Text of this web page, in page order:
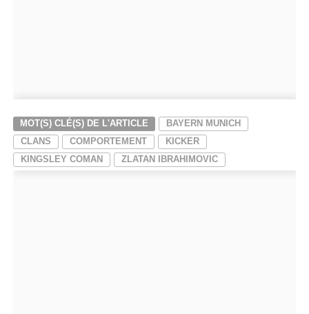
MOT(S) CLÉ(S) DE L'ARTICLE
BAYERN MUNICH
CLANS
COMPORTEMENT
KICKER
KINGSLEY COMAN
ZLATAN IBRAHIMOVIC